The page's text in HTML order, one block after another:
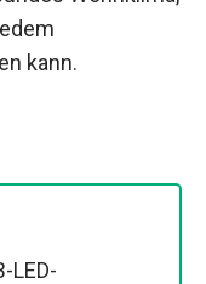
kann.
LED-